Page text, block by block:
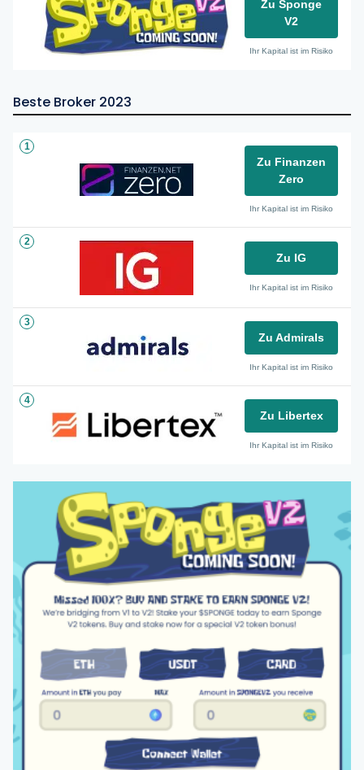
Zu Sponge
V2
Ihr Kapital ist im Risiko
Beste Broker 2023
1
Zu Finanzen
Zero
Ihr Kapital ist im Risiko
2
Zu IG
Ihr Kapital ist im Risiko
3
Zu Admirals
Ihr Kapital ist im Risiko
4
Zu Libertex
Ihr Kapital ist im Risiko